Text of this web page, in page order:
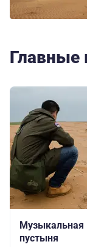
Главные
Музыкальная
пустыня